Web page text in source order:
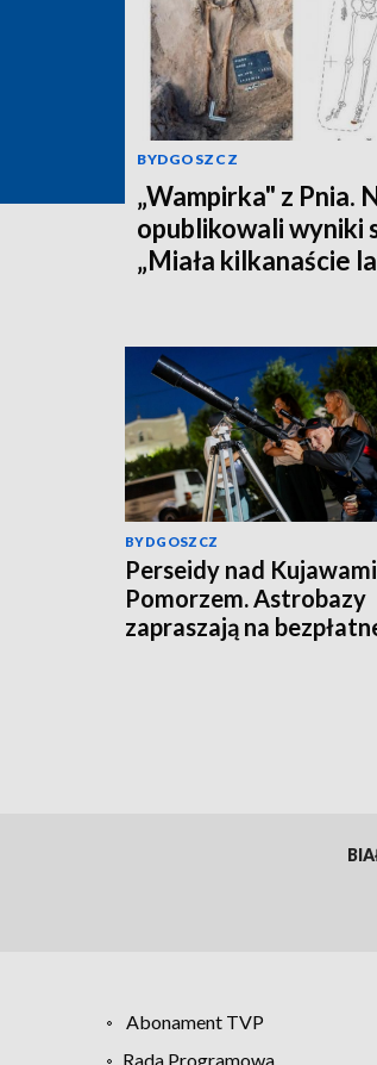
BYDGOSZCZ
„Wampirka" z Pnia.
opublikowali wyniki
„Miała kilkanaście
BYDGOSZCZ
Perseidy nad
Pomorzem. Astrobazy
zapraszają na
Abonament TVP
Rada Programowa